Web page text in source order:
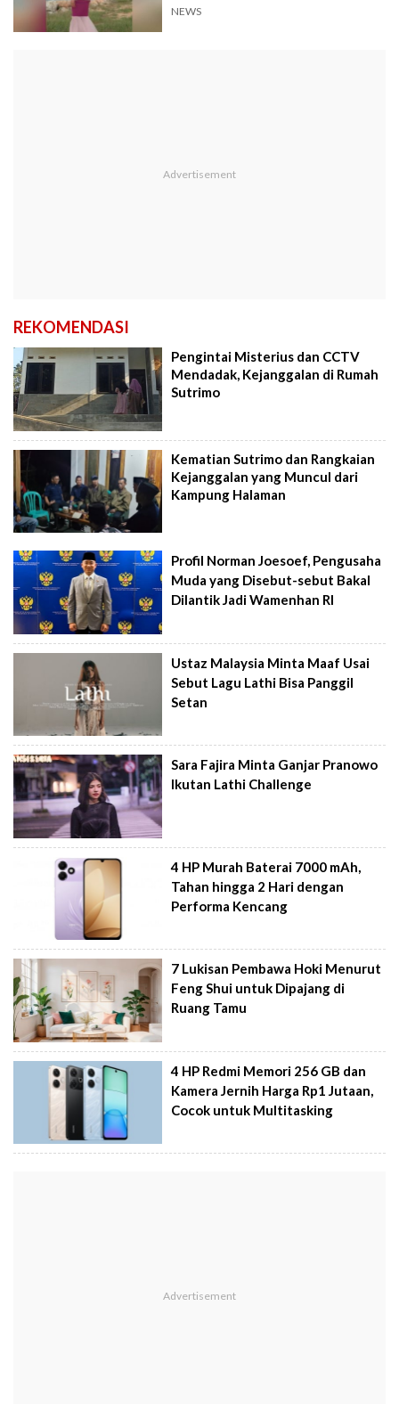
NEWS
REKOMENDASI
Pengintai Misterius dan CCTV
Mendadak, Kejanggalan di Rumah
Sutrimo
Kematian Sutrimo dan Rangkaian
Kejanggalan yang Muncul dari
Kampung Halaman
Profil Norman Joesoef, Pengusaha
Muda yang Disebut-sebut Bakal
Dilantik Jadi Wamenhan RI
Ustaz Malaysia Minta Maaf Usai
Sebut Lagu Lathi Bisa Panggil
Setan
Sara Fajira Minta Ganjar Pranowo
Ikutan Lathi Challenge
4 HP Murah Baterai 7000 mAh,
Tahan hingga 2 Hari dengan
Performa Kencang
7 Lukisan Pembawa Hoki Menurut
Feng Shui untuk Dipajang di
Ruang Tamu
4 HP Redmi Memori 256 GB dan
Kamera Jernih Harga Rp1 Jutaan,
Cocok untuk Multitasking